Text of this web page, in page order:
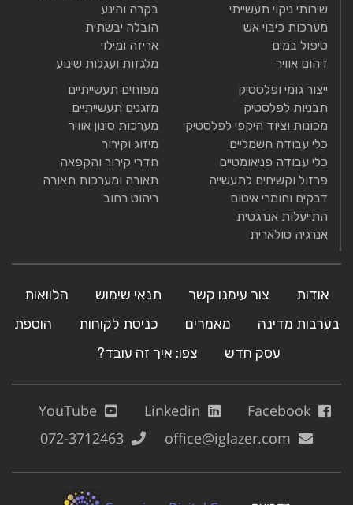
שירותי ניקוי תעשייתי
מערכות כיבוי אש
טיפול במים
זיהום אוויר
בקרה והינע
הובלה יבשתית
אריזה ומילוי
מלגזות ועגלות שינוע
ייצור גומי ופלסטיק
תבניות לפלסטיק
מכונות וציוד היקפי לפלסטיק
כלי עבודה חשמליים
כלי עבודה פניאומטיים
פרזול וקשיחים לתעשייה
דבקים וחומרי איטום
התייעלות אנרגטית
אנרגיה סולארית
מפוחים תעשייתיים
מזגנים תעשייתיים
מערכות סינון אוויר
מיזוג וקירור
חדרי קירור והקפאה
תאורה ומערכות תאורה
ריהוט רחוב
אודות צור עימנו קשר תנאי שימוש
הלוואות
בערבות מדינה
מאמרים כניסת לקוחות
הוספת
עסק חדש
צפו: איך זה עובד?
Facebook